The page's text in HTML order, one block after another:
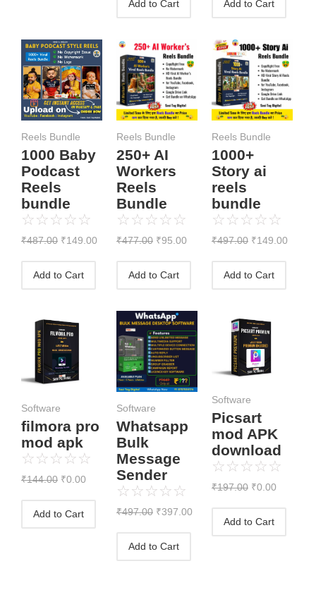
Add to Cart Add to Cart
Reels Bundle
1000 Baby
Podcast
Reels
bundle
☆☆☆☆☆
₹487.00
Original
price
was:
₹487.00.
₹149.00
Current
price
is:
₹149.00.
Add to Cart
Reels Bundle
250+ AI
Workers
Reels
Bundle
☆☆☆☆☆
₹477.00
Original
price
was:
₹477.00.
₹95.00
Current
price
is:
₹95.00.
Add to Cart
Reels Bundle
1000+
Story ai
reels
bundle
☆☆☆☆☆
₹497.00
Original
price
was:
₹497.00.
₹149.00
price
is:
Add to Cart
Software
filmora pro
mod apk
☆☆☆☆☆
₹144.00
Original
price
was:
₹144.00.
₹0.00
Add to Cart
Software
Whatsapp
Bulk
Message
Sender
☆☆☆☆☆
₹497.00
Original
price
was:
₹497.00.
₹397.00
Current
price
₹397.00.
Add to Cart
Software
Picsart
mod APK
download
☆☆☆☆☆
₹197.00
Original
price
was:
₹197.00.
₹0.00
Add to Cart